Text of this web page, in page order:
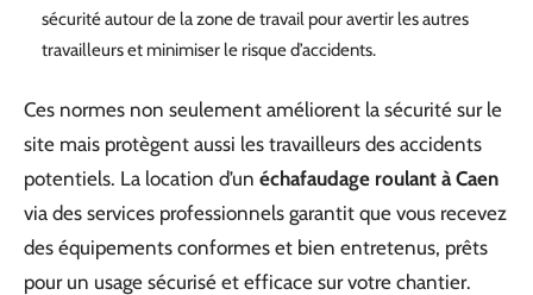
sécurité autour de la zone de travail pour avertir les autres
travailleurs et minimiser le risque d’accidents.
Ces normes non seulement améliorent la sécurité sur le
site mais protègent aussi les travailleurs des accidents
potentiels. La location d’un échafaudage roulant à Caen
via des services professionnels garantit que vous recevez
des équipements conformes et bien entretenus, prêts
pour un usage sécurisé et efficace sur votre chantier.